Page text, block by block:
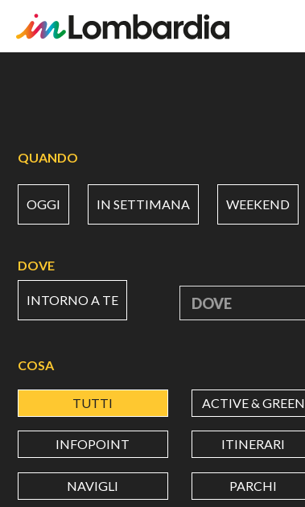
QUANDO
OGGI IN SETTIMANA WEEKEND
DOVE
INTORNO A TE DOVE
COSA
TUTTI ACTIVE & GREEN
INFOPOINT ITINERARI
NAVIGLI PARCHI